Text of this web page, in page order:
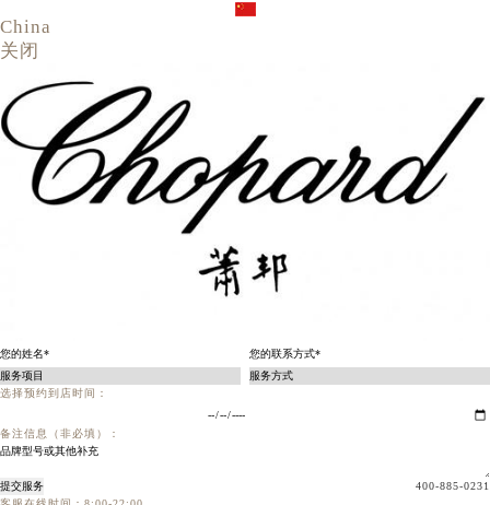
China
关闭
选择预约到店时间：
备注信息（非必填）：
提交服务
400-885-0231